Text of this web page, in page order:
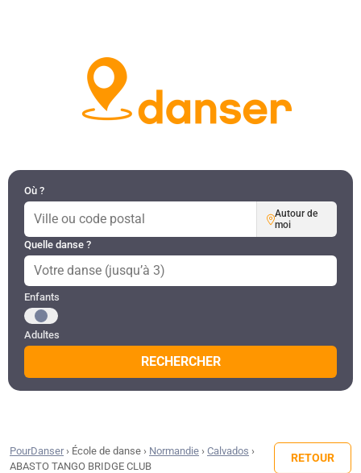
Où ?
Autour de
moi
Quelle danse ?
Public recherché
Enfants
Adultes
RECHERCHER
PourDanser› École de danse › Normandie › Calvados ›
ABASTO TANGO BRIDGE CLUB
RETOUR